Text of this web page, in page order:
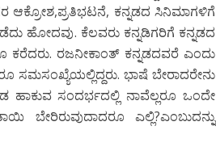
ಆಕ್ರೋಶ,ಪ್ರತಿಭಟನೆ, ಕನ್ನಡದ ಸಿನಿಮಾಗಳಿಗೆ
ಹೋದವು. ಕೆಲವರು ಕನ್ನಡಿಗರಿಗೆ ಕನ್ನಡದ
ರಜನೀಕಾಂತ್ ಕನ್ನಡದವರೆ ಎಂದು
ಭಾಷೆ ಬೇರಾದರೇನು
ಹಾಕುವ ಸಂದರ್ಭದಲ್ಲಿ ನಾವೆಲ್ಲರೂ ಒಂದೇ
ಬೇರಿರುವುದಾದರೂ ಎಲ್ಲಿ?ಎಂಬುದನ್ನು